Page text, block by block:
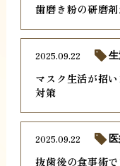
歯磨き粉の研磨
マスク生活が招
対策
2025.09.22
抜歯後の食事術
2025.09.22